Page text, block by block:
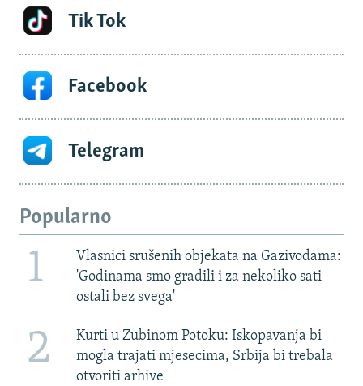
Tik Tok
Facebook
Telegram
Popularno
1
Vlasnici srušenih objekata na Gazivodama:
'Godinama smo gradili i za nekoliko sati
ostali bez svega'
2
Kurti u Zubinom Potoku: Iskopavanja bi
mogla trajati mjesecima, Srbija bi trebala
otvoriti arhive